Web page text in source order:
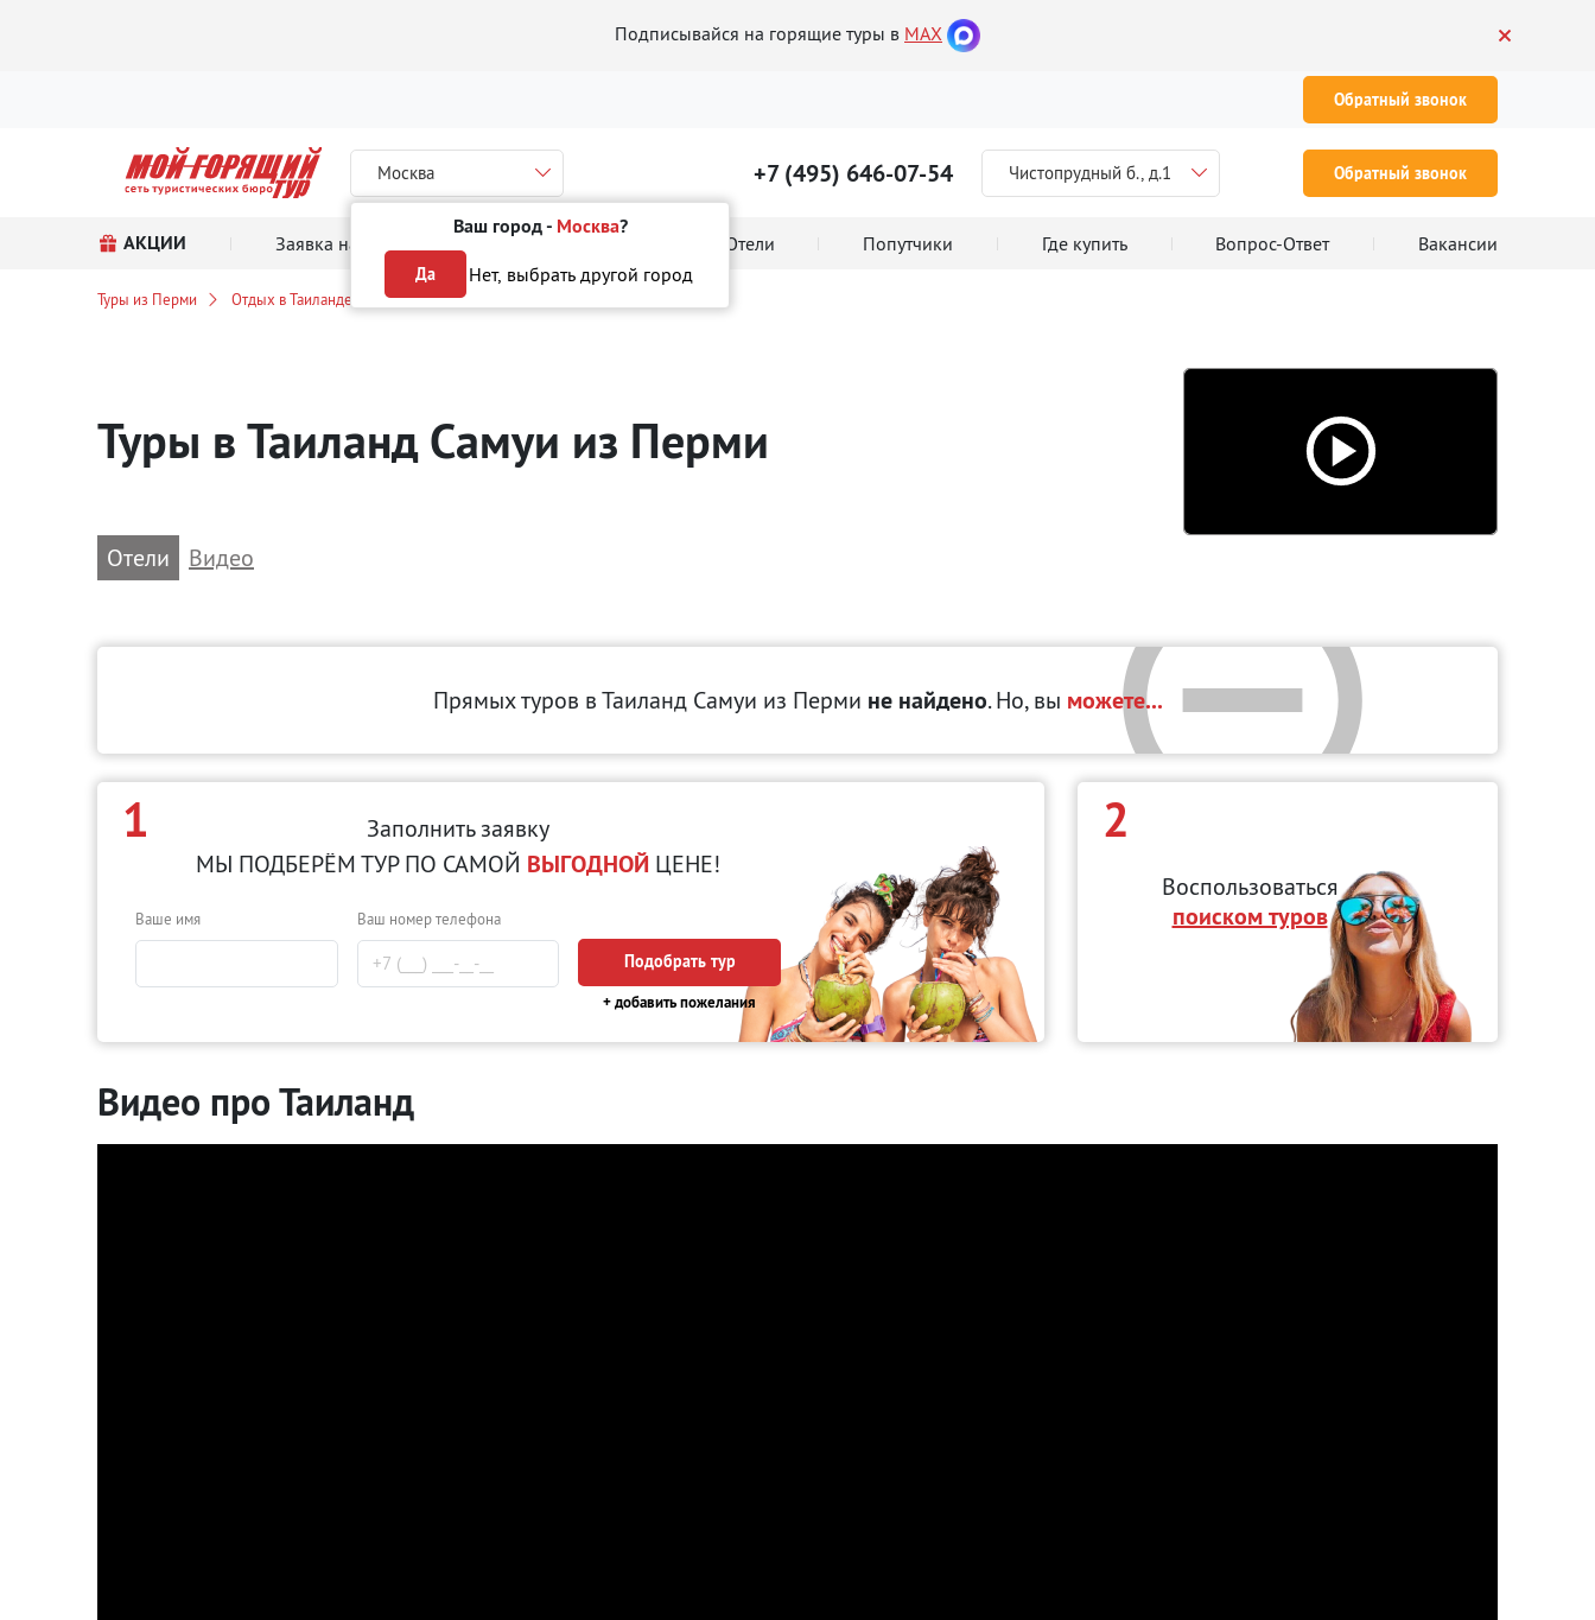
Подписывайся на горящие туры в MAX
Обратный звонок
Москва
Ваш город - Москва?
Да Нет, выбрать другой город
+7 (495) 646-07-54 Чистопрудный б., д.1 Обратный звонок
АКЦИИ Заявка на тур Поиск тура онлайн Отели Попутчики Где купить Вопрос-Ответ Вакансии
Туры из Перми Отдых в Таиланде о. Самуи
Туры в Таиланд Самуи из Перми
Отели Видео
Прямых туров в Таиланд Самуи из Перми не найдено. Но, вы можете...
1
Заполнить заявку
МЫ ПОДБЕРЁМ ТУР ПО САМОЙ ВЫГОДНОЙ ЦЕНЕ!
Ваше имя Ваш номер телефона
Подобрать тур
+ добавить пожелания
2
Воспользоваться
поиском туров
Видео про Таиланд